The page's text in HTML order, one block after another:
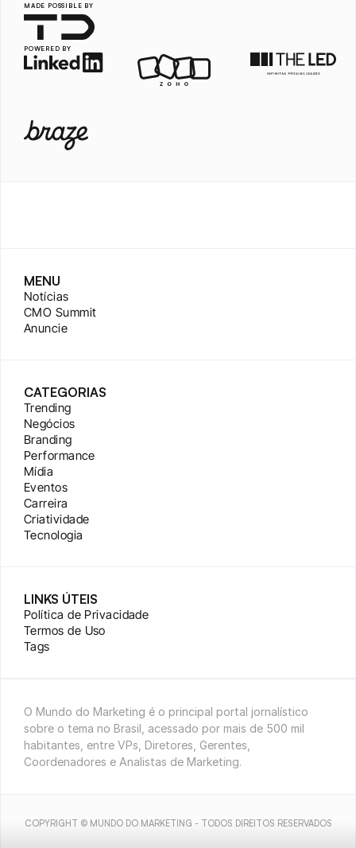
MADE POSSIBLE BY
POWERED BY
MENU
Notícias
CMO Summit
Anuncie
CATEGORIAS
Trending
Negócios
Branding
Performance
Mídia
Eventos
Carreira
Criatividade
Tecnologia
LINKS ÚTEIS
Política de Privacidade
Termos de Uso
Tags
O Mundo do Marketing é o principal portal jornalístico
sobre o tema no Brasil, acessado por mais de 500 mil
habitantes, entre VPs, Diretores, Gerentes,
Coordenadores e Analistas de Marketing.
COPYRIGHT © MUNDO DO MARKETING - TODOS DIREITOS RESERVADOS